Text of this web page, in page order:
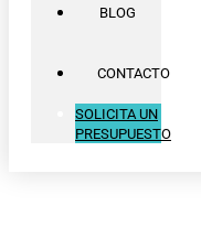
BLOG
CONTACTO
SOLICITA UN
PRESUPUESTO